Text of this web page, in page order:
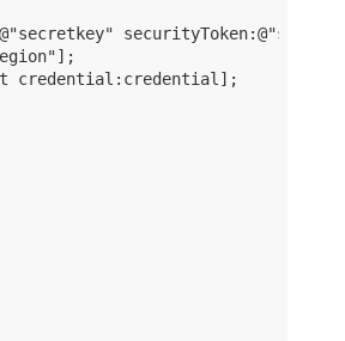
credential:credential];